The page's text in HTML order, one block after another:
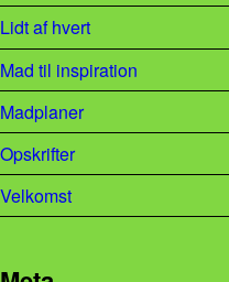
Lidt af hvert
Mad til inspiration
Madplaner
Opskrifter
Velkomst